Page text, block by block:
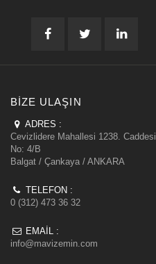
BIZE ULAŞIN
ADRES :
Cevizlidere Mahallesi 1238. Caddesi
No: 4/B
Balgat / Çankaya / ANKARA
TELEFON :
0 (312) 473 36 32
EMAIL :
info@mavizemin.com